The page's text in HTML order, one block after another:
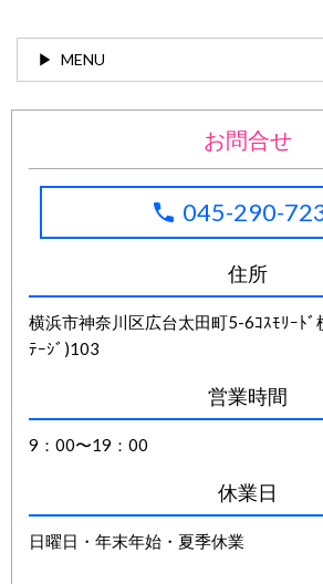
MENU
お問合せ
045-290-
住所
横浜市神奈川区広台太田町5-6ｺｽﾓﾘｰﾄﾞ
ﾃｰｼﾞ)103
営業時間
9：00〜19：00
休業日
日曜日・年末年始・夏季休業